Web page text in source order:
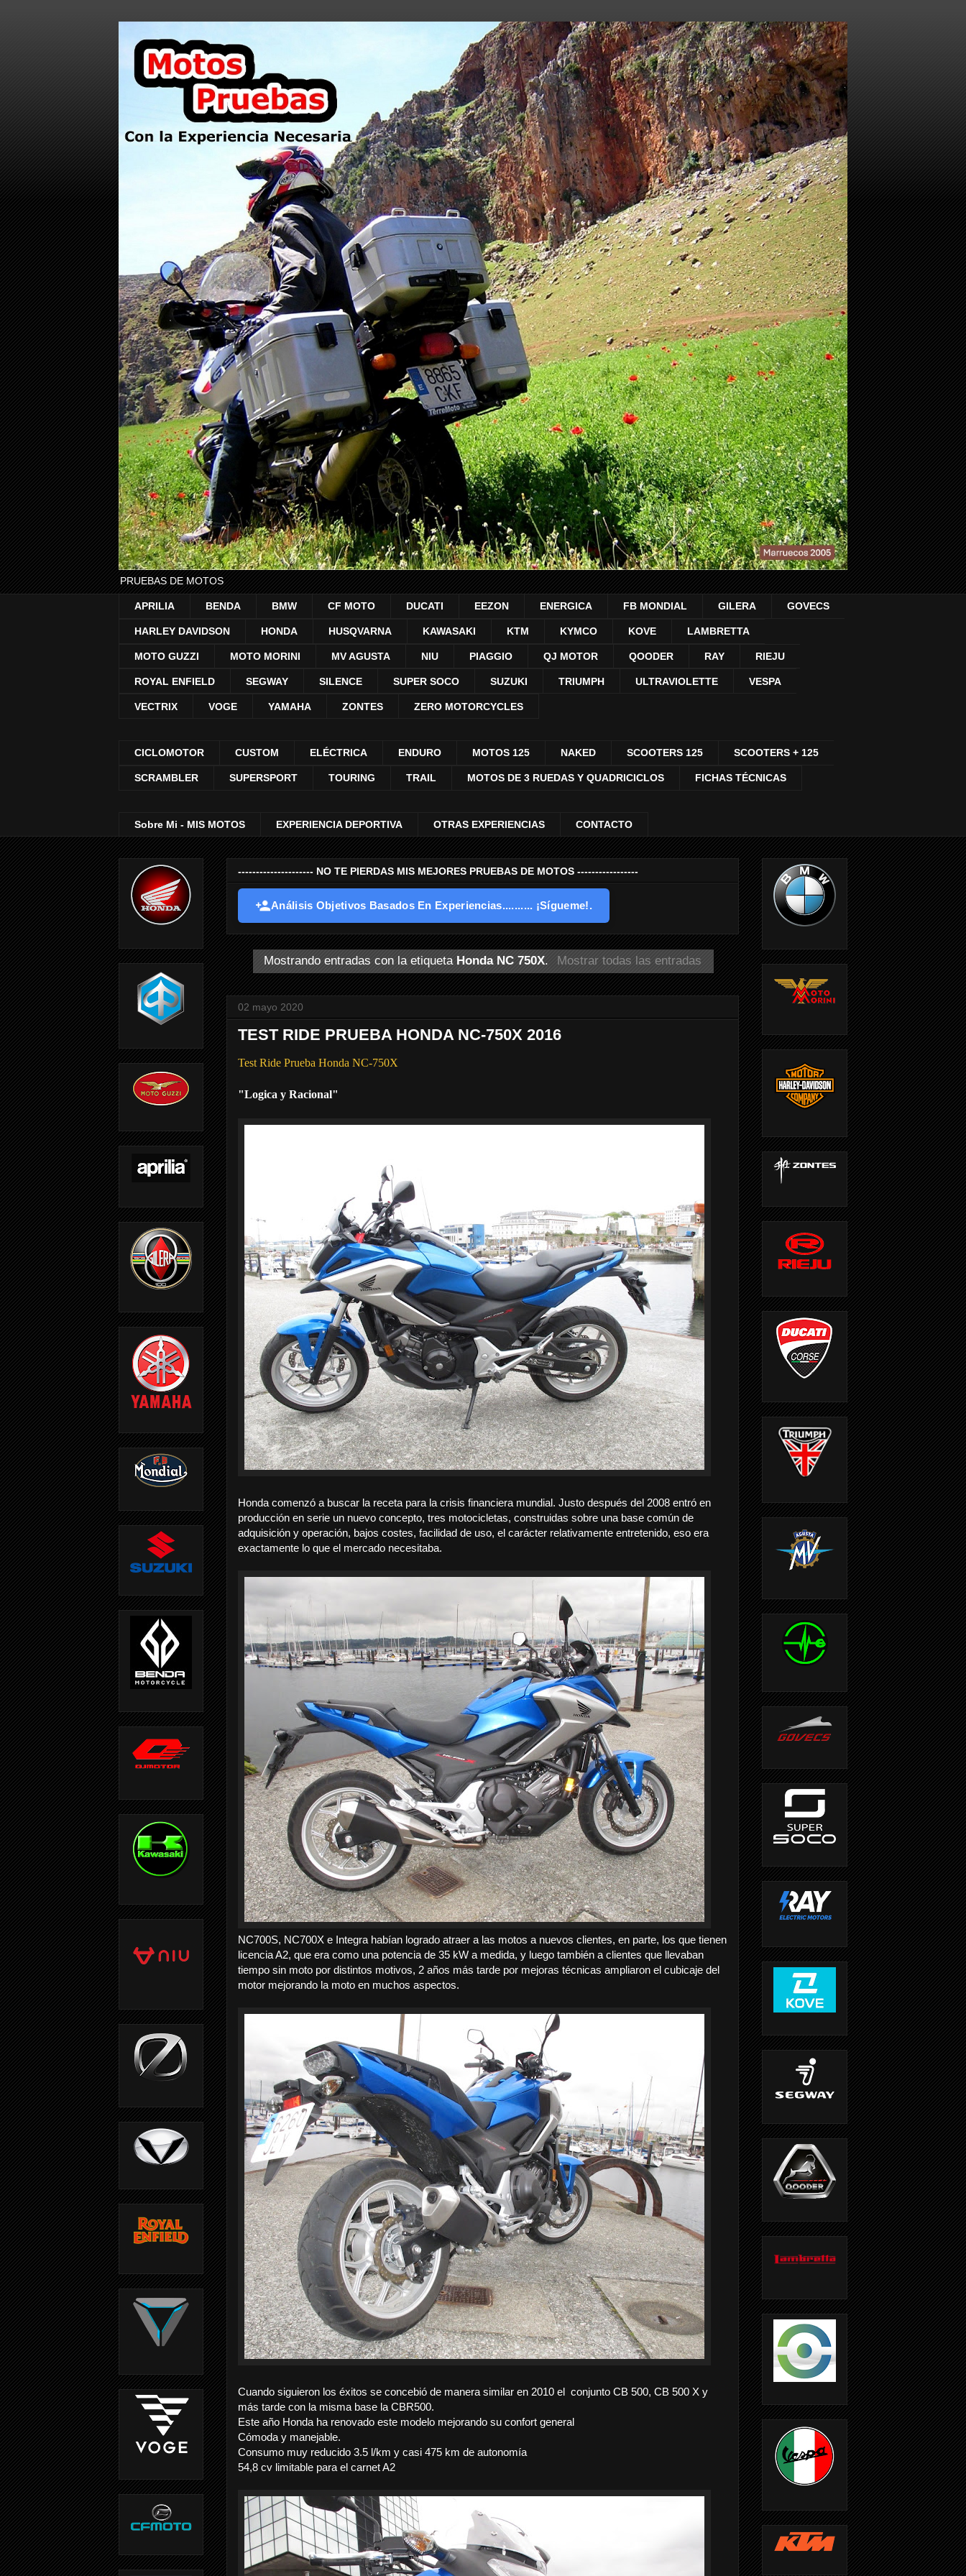
PRUEBAS DE MOTOS
APRILIA BENDA BMW CF MOTO DUCATI EEZON ENERGICA FB MONDIAL GILERA GOVECS
HARLEY DAVIDSON HONDA HUSQVARNA KAWASAKI KTM KYMCO KOVE LAMBRETTA
MOTO GUZZI MOTO MORINI MV AGUSTA NIU PIAGGIO QJ MOTOR QOODER RAY RIEJU
ROYAL ENFIELD SEGWAY SILENCE SUPER SOCO SUZUKI TRIUMPH ULTRAVIOLETTE VESPA
VECTRIX VOGE YAMAHA ZONTES ZERO MOTORCYCLES
CICLOMOTOR CUSTOM ELÉCTRICA ENDURO MOTOS 125 NAKED SCOOTERS 125 SCOOTERS + 125
SCRAMBLER SUPERSPORT TOURING TRAIL MOTOS DE 3 RUEDAS Y QUADRICICLOS FICHAS TÉCNICAS
Sobre Mi - MIS MOTOS EXPERIENCIA DEPORTIVA OTRAS EXPERIENCIAS CONTACTO
--------------------- NO TE PIERDAS MIS MEJORES PRUEBAS DE MOTOS -----------------
Análisis Objetivos Basados En Experiencias.......... ¡Sígueme!.
Mostrando entradas con la etiqueta Honda NC 750X. Mostrar todas las entradas
02 mayo 2020
TEST RIDE PRUEBA HONDA NC-750X 2016
Test Ride Prueba Honda NC-750X
"Logica y Racional"
Honda comenzó a buscar la receta para la crisis financiera mundial. Justo después del 2008 entró en
producción en serie un nuevo concepto, tres motocicletas, construidas sobre una base común de
adquisición y operación, bajos costes, facilidad de uso, el carácter relativamente entretenido, eso era
exactamente lo que el mercado necesitaba.
NC700S, NC700X e Integra habían logrado atraer a las motos a nuevos clientes, en parte, los que tienen
licencia A2, que era como una potencia de 35 kW a medida, y luego también a clientes que llevaban
tiempo sin moto por distintos motivos, 2 años más tarde por mejoras técnicas ampliaron el cubicaje del
motor mejorando la moto en muchos aspectos.
Cuando siguieron los éxitos se concebió de manera similar en 2010 el conjunto CB 500, CB 500 X y
más tarde con la misma base la CBR500.
Este año Honda ha renovado este modelo mejorando su confort general
Cómoda y manejable.
Consumo muy reducido 3.5 l/km y casi 475 km de autonomía
54,8 cv limitable para el carnet A2